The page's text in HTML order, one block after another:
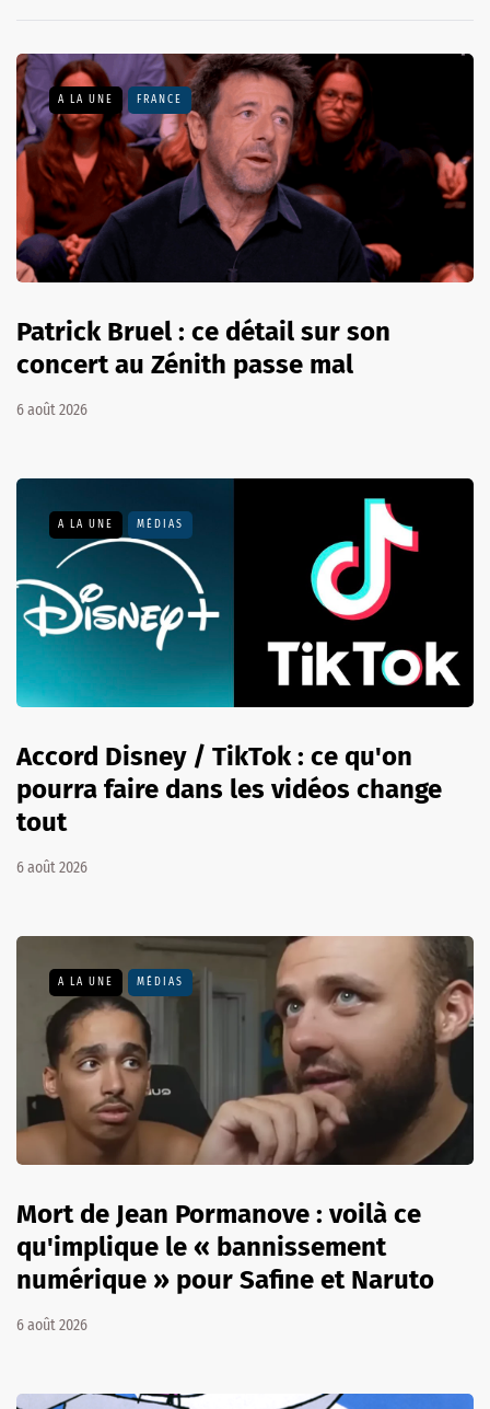
A LA UNE FRANCE
Patrick Bruel : ce détail sur son
concert au Zénith passe mal
6 août 2026
A LA UNE MÉDIAS
Accord Disney / TikTok : ce qu'on
pourra faire dans les vidéos change
tout
6 août 2026
A LA UNE MÉDIAS
Mort de Jean Pormanove : voilà ce
qu'implique le « bannissement
numérique » pour Safine et Naruto
6 août 2026